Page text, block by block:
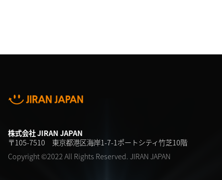
株式会社 JIRAN JAPAN
〒105-7510 東京都港区海岸1-7-1ポートシティ竹芝10階
Copyright ©2022 All Rights Reserved. JIRAN JAPAN